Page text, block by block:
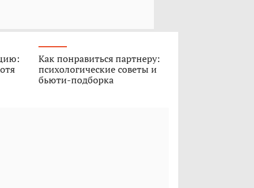
Как понравиться партнеру:
психологические советы и
бьюти-подборка